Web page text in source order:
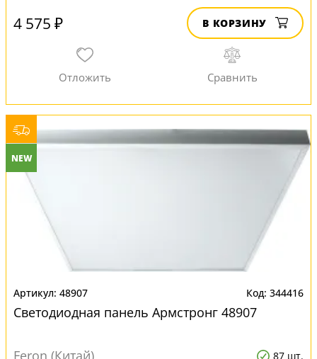
4 575 ₽ В КОРЗИНУ
NEW
48907 344416
Светодиодная панель Армстронг 48907
Feron (Китай) 87 шт.